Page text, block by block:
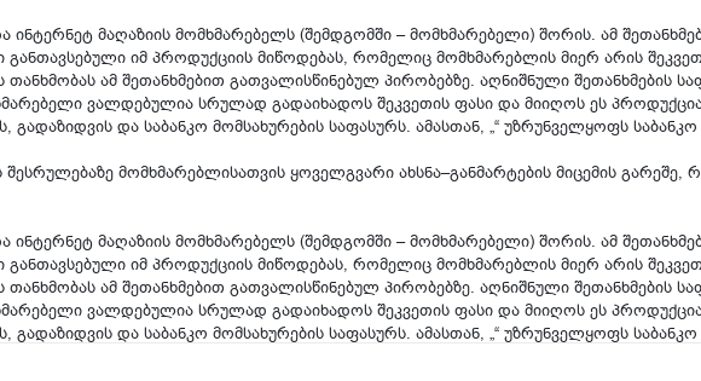
ინტერნეტ მაღაზიის მომხმარებელს (შემდგომში – მომხმარებელი) შორის. ამ
განთავსებული იმ პროდუქციის მიწოდებას, რომელიც მომხმარებლის მიერ არის
ამ შეთანხმებით გათვალისწინებულ პირობებზე. აღნიშნული შეთანხმების
ვალდებულია სრულად გადაიხადოს შეკვეთის ფასი და მიიღოს ეს
და საბანკო მომსახურების საფასურს. ამასთან, „“ უზრუნველყოფს
მომხმარებლისათვის ყოველგვარი ახსნა–განმარტების მიცემის გარეშე,
ინტერნეტ მაღაზიის მომხმარებელს (შემდგომში – მომხმარებელი) შორის. ამ
განთავსებული იმ პროდუქციის მიწოდებას, რომელიც მომხმარებლის მიერ არის
ამ შეთანხმებით გათვალისწინებულ პირობებზე. აღნიშნული შეთანხმების
ვალდებულია სრულად გადაიხადოს შეკვეთის ფასი და მიიღოს ეს
და საბანკო მომსახურების საფასურს. ამასთან, „“ უზრუნველყოფს